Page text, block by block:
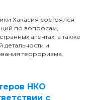
Хакасия состоялся
по вопросам,
агентах, а также
и
терроризма.
НКО
с